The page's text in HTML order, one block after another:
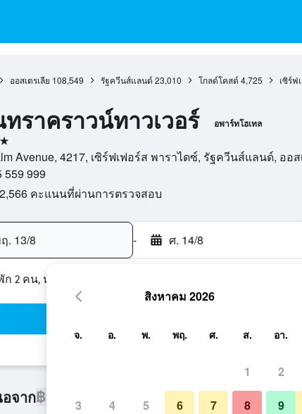
ออสเตรเลีย 108,549 รัฐควีนส์แลนด์ 23,010 โกลด์โคสต์ 4,725 เซิร์ฟ
ราคราวน์ทาวเวอร์ อพาร์ทโฮเทล
Avenue, 4217, เซิร์ฟเฟอร์ส พาราไดซ์, รัฐควีนส์แลนด์, ออส
559 999
2,566 คะแนนที่ผ่านการตรวจสอบ
. 13/8 - ศ. 14/8
ก 2 คน, ห้องพัก 1 ห้อง
จาก฿3,241 ราคาที่ถูกที่สุด ราคาต่อคืน
สิงหาคม 2026
จ. อ. พ. พฤ. ศ. ส. อา.
1 2
3 4 5 6 7 8 9